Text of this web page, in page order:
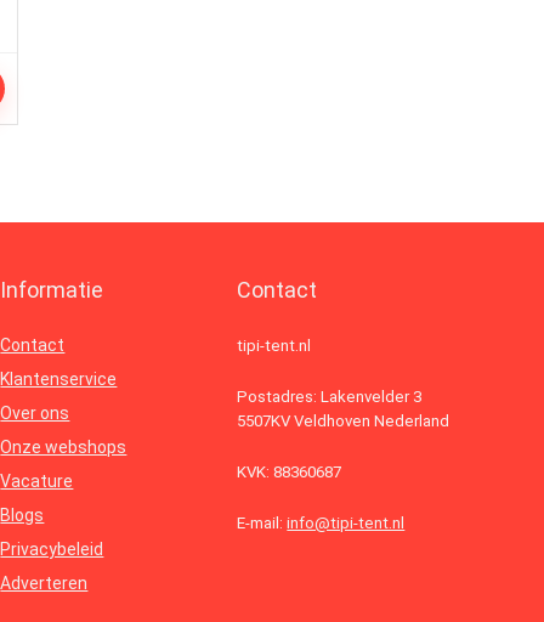
Informatie
Contact
Klantenservice
Over ons
Onze webshops
Vacature
Blogs
Privacybeleid
Adverteren
Contact
tipi-tent.nl
Postadres: Lakenvelder 3
5507KV Veldhoven Nederland
KVK: 88360687
E-mail:info@tipi-tent.nl